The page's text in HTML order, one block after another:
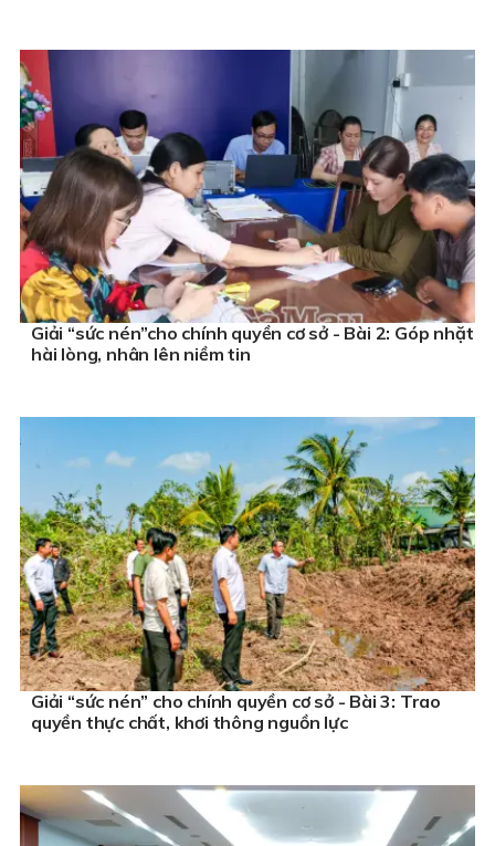
Giải “sức nén”cho chính quyền cơ sở - Bài 2: Góp nhặt
hài lòng, nhân lên niềm tin
Giải “sức nén” cho chính quyền cơ sở - Bài 3: Trao
quyền thực chất, khơi thông nguồn lực